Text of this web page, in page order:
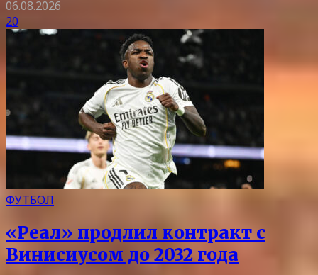
06.08.2026
20
ФУТБОЛ
«Реал» продлил контракт с
Винисиусом до 2032 года